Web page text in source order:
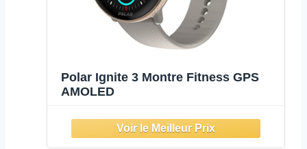
Polar Ignite 3 Montre Fitness GPS
AMOLED